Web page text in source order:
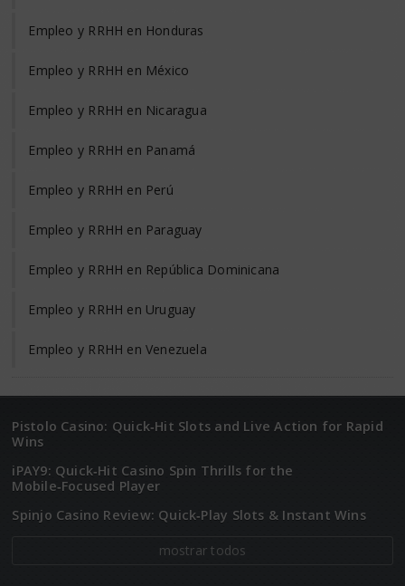
Empleo y RRHH en Honduras
Empleo y RRHH en México
Empleo y RRHH en Nicaragua
Empleo y RRHH en Panamá
Empleo y RRHH en Perú
Empleo y RRHH en Paraguay
Empleo y RRHH en República Dominicana
Empleo y RRHH en Uruguay
Empleo y RRHH en Venezuela
Pistolo Casino: Quick‑Hit Slots and Live Action for Rapid
Wins
iPAY9: Quick‑Hit Casino Spin Thrills for the
Mobile‑Focused Player
Spinjo Casino Review: Quick‑Play Slots & Instant Wins
mostrar todos